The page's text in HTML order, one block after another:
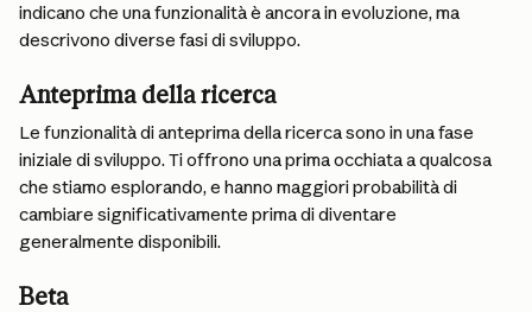
indicano che una funzionalità è ancora in evoluzione, ma
descrivono diverse fasi di sviluppo.
Anteprima della ricerca
Le funzionalità di anteprima della ricerca sono in una fase
iniziale di sviluppo. Ti offrono una prima occhiata a qualcosa
che stiamo esplorando, e hanno maggiori probabilità di
cambiare significativamente prima di diventare
generalmente disponibili.
Beta